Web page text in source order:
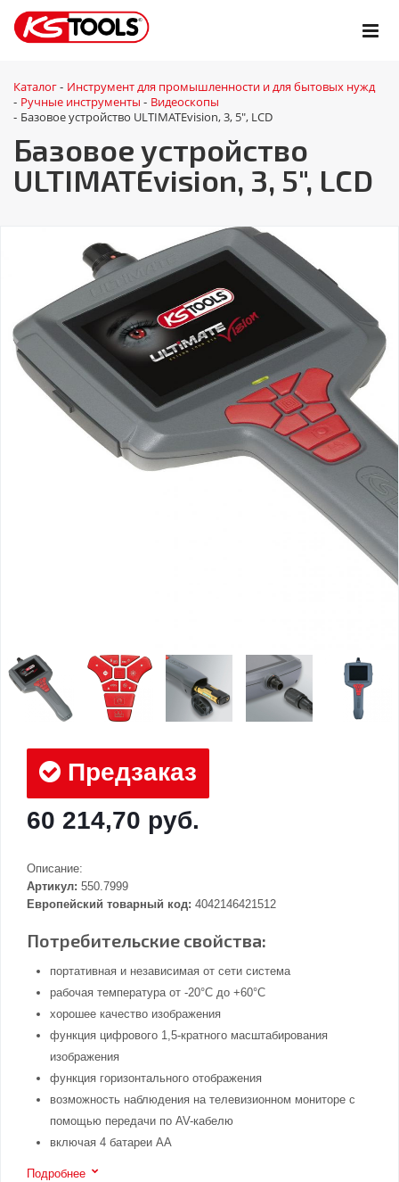
Каталог - Инструмент для промышленности и для бытовых нужд
- Ручные инструменты - Видеоскопы
- Базовое устройство ULTIMATEvision, 3, 5", LCD
Базовое устройство
ULTIMATEvision, 3, 5", LCD
Предзаказ
60 214,70 руб.
Описание:
Артикул: 550.7999
Европейский товарный код: 4042146421512
Потребительские свойства:
портативная и независимая от сети система
рабочая температура от -20°C до +60°C
хорошее качество изображения
функция цифрового 1,5-кратного масштабирования
изображения
функция горизонтального отображения
возможность наблюдения на телевизионном мониторе с
помощью передачи по AV-кабелю
включая 4 батареи AA
Подробнее